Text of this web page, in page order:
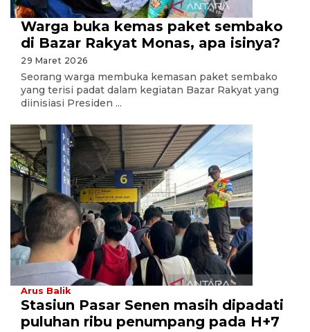
Warga buka kemas paket sembako
di Bazar Rakyat Monas, apa isinya?
29 Maret 2026
Seorang warga membuka kemasan paket sembako
yang terisi padat dalam kegiatan Bazar Rakyat yang
diinisiasi Presiden ...
Arus Balik
Stasiun Pasar Senen masih dipadati
puluhan ribu penumpang pada H+7